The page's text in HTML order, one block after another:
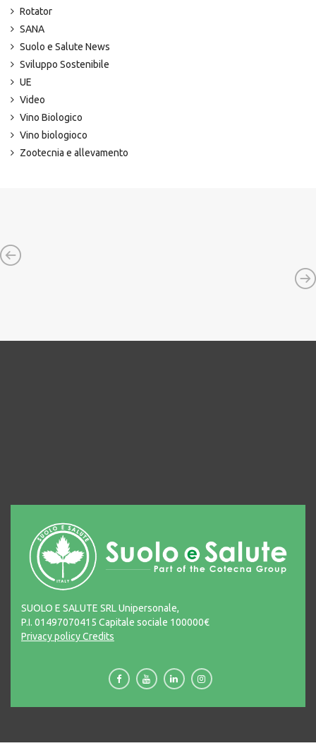
Rotator
SANA
Suolo e Salute News
Sviluppo Sostenibile
UE
Video
Vino Biologico
Vino biologioco
Zootecnia e allevamento
SUOLO E SALUTE SRL Unipersonale,
P.I. 01497070415 Capitale sociale 100000€
Privacy policyCredits